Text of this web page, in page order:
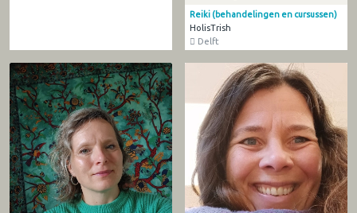
Reiki (behandelingen en cursussen)
HolisTrish
Delft